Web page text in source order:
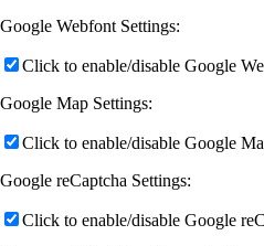
Google Webfont Settings:
Click to enable/disable Google
Google Map Settings:
Click to enable/disable Google
Google reCaptcha Settings:
Click to enable/disable Google